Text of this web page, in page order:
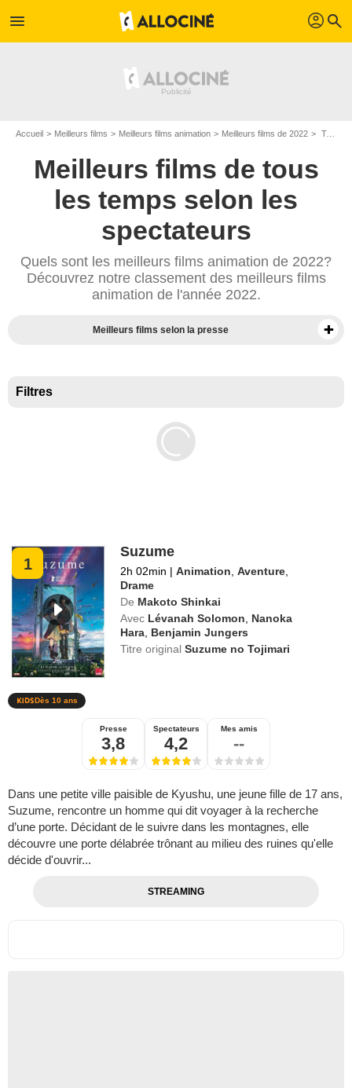
menu profil search
Accueil Meilleurs films Meilleurs films animation Meilleurs films de 2022 Top films animation de 2022
Meilleurs films de tous
les temps selon les
spectateurs
Quels sont les meilleurs films animation de 2022?
Découvrez notre classement des meilleurs films
animation de l'année 2022.
Meilleurs films selon la presse
Filtres
1
Suzume
2h 02min | Animation ,Aventure
Drame
De Makoto Shinkai
Avec Lévanah Solomon
Nanoka
Hara Benjamin Jungers
Titre originalSuzume no Tojimari
Dès 10 ans
Presse
3,8
Spectateurs
4,2
Mes amis
--
Dans une petite ville paisible de Kyushu, une jeune fille de 17 ans,
Suzume, rencontre un homme qui dit voyager à la recherche
d’une porte. Décidant de le suivre dans les montagnes, elle
découvre une porte délabrée trônant au milieu des ruines qu'elle
décide d'ouvrir...
STREAMING